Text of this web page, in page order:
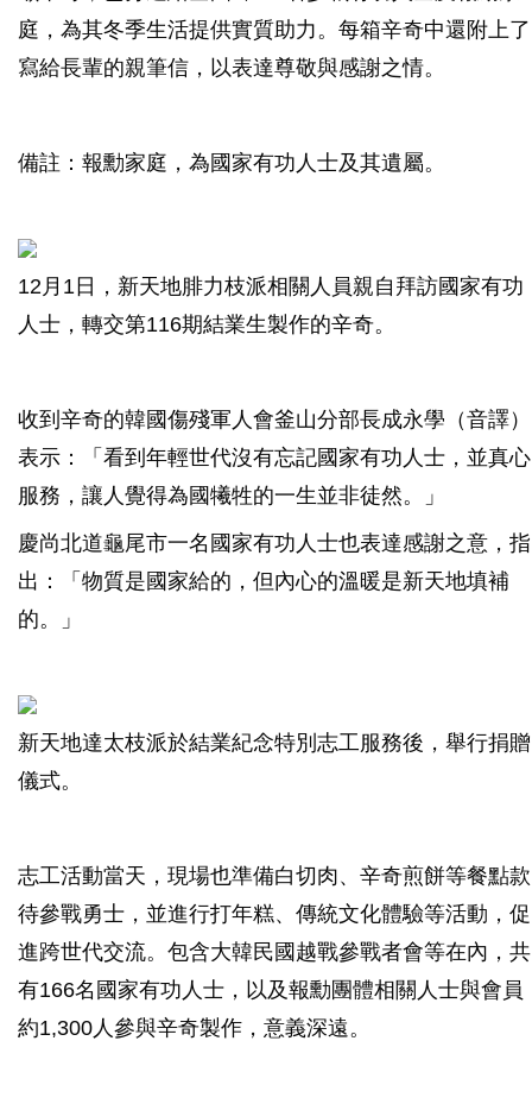
庭，為其冬季生活提供實質助力。每箱辛奇中還附上了
寫給長輩的親筆信，以表達尊敬與感謝之情。
備註：報勳家庭，為國家有功人士及其遺屬。
12月1日，新天地腓力枝派相關人員親自拜訪國家有功
人士，轉交第116期結業生製作的辛奇。
收到辛奇的韓國傷殘軍人會釜山分部長成永學（音譯）
表示：「看到年輕世代沒有忘記國家有功人士，並真心
服務，讓人覺得為國犧牲的一生並非徒然。」
慶尚北道龜尾市一名國家有功人士也表達感謝之意，指
出：「物質是國家給的，但內心的溫暖是新天地填補
的。」
新天地達太枝派於結業紀念特別志工服務後，舉行捐贈
儀式。
志工活動當天，現場也準備白切肉、辛奇煎餅等餐點款
待參戰勇士，並進行打年糕、傳統文化體驗等活動，促
進跨世代交流。包含大韓民國越戰參戰者會等在內，共
有166名國家有功人士，以及報勳團體相關人士與會員
約1,300人參與辛奇製作，意義深遠。